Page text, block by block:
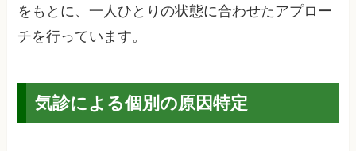
をもとに、一人ひとりの状態に合わせたアプロー
チを行っています。
気診による個別の原因特定